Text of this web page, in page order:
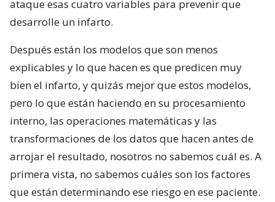
ataque esas cuatro variables para prevenir que
desarrolle un infarto.
Después están los modelos que son menos
explicables y lo que hacen es que predicen muy
bien el infarto, y quizás mejor que estos modelos,
pero lo que están haciendo en su procesamiento
interno, las operaciones matemáticas y las
transformaciones de los datos que hacen antes de
arrojar el resultado, nosotros no sabemos cuál es. A
primera vista, no sabemos cuáles son los factores
que están determinando ese riesgo en ese paciente.